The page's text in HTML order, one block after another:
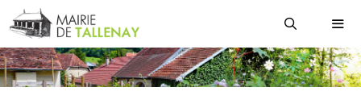
Aller
au
contenu